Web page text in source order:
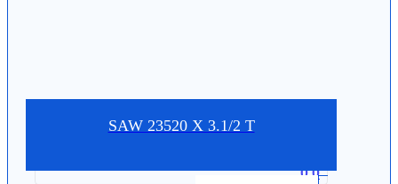
SAW 23520 X 3.1/2 T
0.0